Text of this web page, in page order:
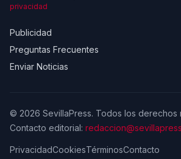
privacidad
Publicidad
Preguntas Frecuentes
Enviar Noticias
© 2026 SevillaPress. Todos los derechos
Contacto editorial:
PrivacidadCookiesTérminosContacto